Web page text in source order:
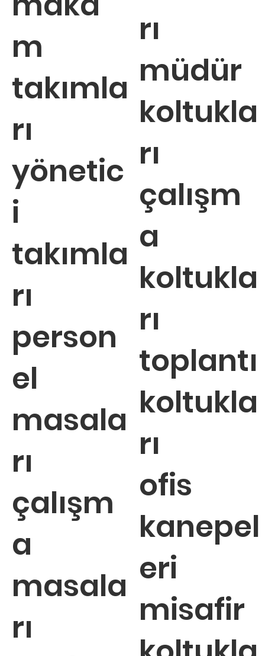
m
takımla
rı
yönetic
i
takımla
rı
person
el
masala
rı
çalışm
a
masala
rı
rı
müdür
koltukla
rı
çalışm
a
koltukla
rı
toplantı
koltukla
rı
ofis
kanepel
eri
misafir